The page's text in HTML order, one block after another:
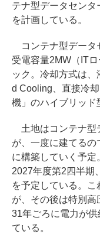
テナ型データセン
を計画している。
コンテナ型データ
受電容量2MW（IT
ック。冷却方式は
d Cooling、直接冷
機」のハイブリッド
土地はコンテナ型
が、一度に建てる
に構築していく予
2027年度第2四半期
を予定している。
が、その後は特別
31年ごろに電力が
ている。